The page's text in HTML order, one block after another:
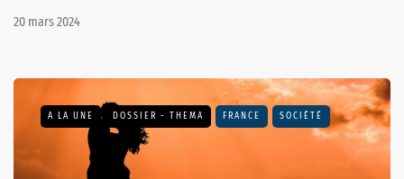
20 mars 2024
A LA UNE DOSSIER - THEMA FRANCE SOCIÉTÉ